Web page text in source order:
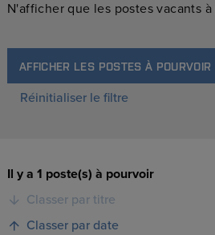
N'afficher que les postes vacants
AFFICHER LES POSTES À POURVOIR
Réinitialiser le filtre
Il y a 1 poste(s) à pourvoir
Classer par titre
Classer par date